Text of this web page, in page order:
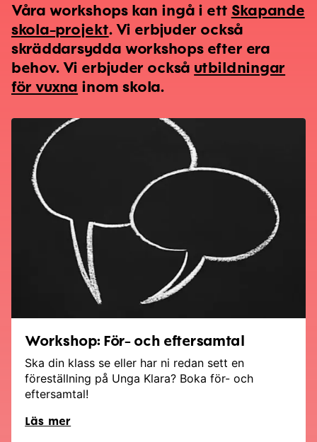
Våra workshops kan ingå i ett Skapande
skola-projekt. Vi erbjuder också
skräddarsydda workshops efter era
behov. Vi erbjuder också utbildningar
för vuxna inom skola.
Workshop: För- och eftersamtal
Ska din klass se eller har ni redan sett en
föreställning på Unga Klara? Boka för- och
eftersamtal!
Läs mer